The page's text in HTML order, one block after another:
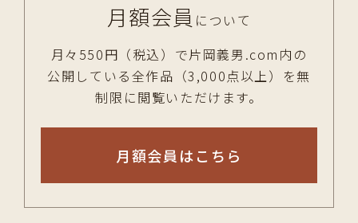
月額会員 について
月々550円（税込）で片岡義男.com内の
公開している全作品（3,000点以上）を無
制限に閲覧いただけます。
月額会員はこちら